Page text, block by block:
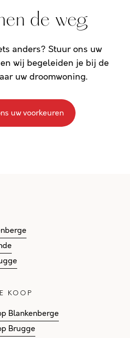
de weg
anders? Stuur ons uw
wij begeleiden je bij de
uw droomwoning.
uw voorkeuren
KOOP
Blankenberge
Brugge